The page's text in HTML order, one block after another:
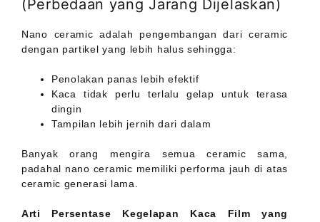
(Perbedaan yang Jarang Dijelaskan)
Nano ceramic adalah pengembangan dari ceramic
dengan partikel yang lebih halus sehingga:
Penolakan panas lebih efektif
Kaca tidak perlu terlalu gelap untuk terasa
dingin
Tampilan lebih jernih dari dalam
Banyak orang mengira semua ceramic sama,
padahal nano ceramic memiliki performa jauh di atas
ceramic generasi lama.
Arti Persentase Kegelapan Kaca Film yang